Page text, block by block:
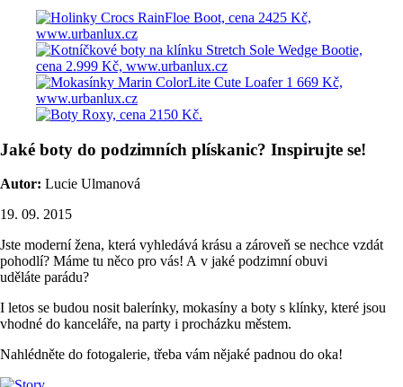
Jaké boty do podzimních plískanic? Inspirujte se!
Autor: Lucie Ulmanová
19. 09. 2015
Jste moderní žena, která vyhledává krásu a zároveň se nechce vzdát
pohodlí? Máme tu něco pro vás! A v jaké podzimní obuvi
uděláte parádu?
I letos se budou nosit balerínky, mokasíny a boty s klínky, které jsou
vhodné do kanceláře, na party i procházku městem.
Nahlédněte do fotogalerie, třeba vám nějaké padnou do oka!